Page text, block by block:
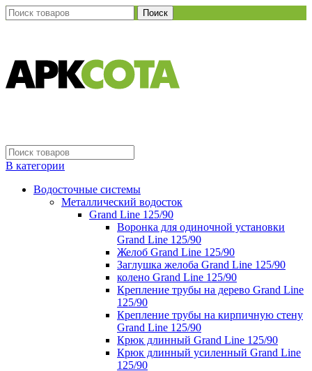
Поиск
В категории
Водосточные системы
Металлический водосток
Grand Line 125/90
Воронка для одиночной установки
Grand Line 125/90
Желоб Grand Line 125/90
Заглушка желоба Grand Line 125/90
колено Grand Line 125/90
Крепление трубы на дерево Grand Line
125/90
Крепление трубы на кирпичную стену
Grand Line 125/90
Крюк длинный Grand Line 125/90
Крюк длинный усиленный Grand Line
125/90